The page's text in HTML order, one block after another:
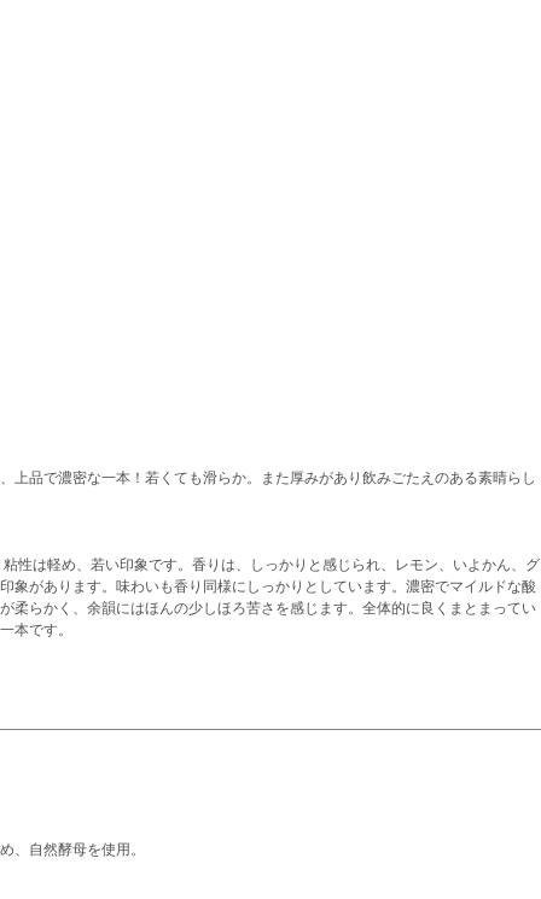
上品で濃密な一本！若くても滑らか。また厚みがあり飲みごたえのある素晴らし
性は軽め、若い印象です。香りは、しっかりと感じられ、レモン、いよかん、グ
象があります。味わいも香り同様にしっかりとしています。濃密でマイルドな酸
柔らかく、余韻にはほんの少しほろ苦さを感じます。全体的に良くまとまってい
本です。
、自然酵母を使用。